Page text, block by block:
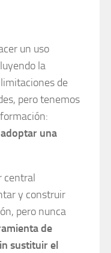
un uso
la
de
pero tenemos
una
central
y construir
pero nunca
de
sustituir el